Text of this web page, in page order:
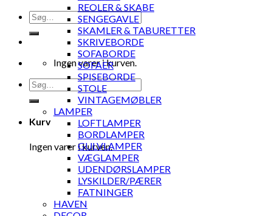
Søg
efter:
Ingen varer i kurven.
Søg
efter:
Kurv
Ingen varer i kurven.
REOLER & SKABE
SENGEGAVLE
SKAMLER & TABURETTER
SKRIVEBORDE
SOFABORDE
SOFAER
SPISEBORDE
STOLE
VINTAGEMØBLER
LAMPER
LOFTLAMPER
BORDLAMPER
GULVLAMPER
VÆGLAMPER
UDENDØRSLAMPER
LYSKILDER/PÆRER
FATNINGER
HAVEN